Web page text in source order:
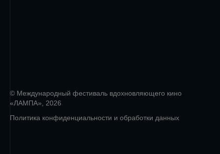
© Международный фестиваль вдохновляющего кино
«ЛАМПА», 2026
Политика конфиденциальности и обработки данных